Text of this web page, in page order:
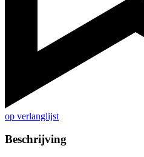
op verlanglijst
Beschrijving